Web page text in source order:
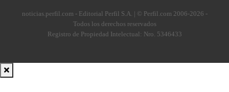
noticias.perfil.com - Editorial Perfil S.A. | © Perfil.com 2006-2026 -
Todos los derechos reservados
Registro de Propiedad Intelectual: Nro. 5346433